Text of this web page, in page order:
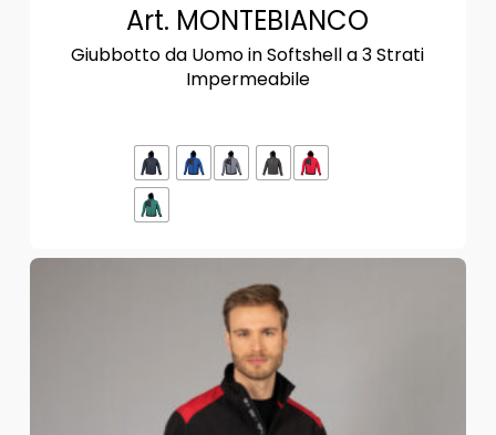
Art. MONTEBIANCO
Giubbotto da Uomo in Softshell a 3 Strati
Impermeabile